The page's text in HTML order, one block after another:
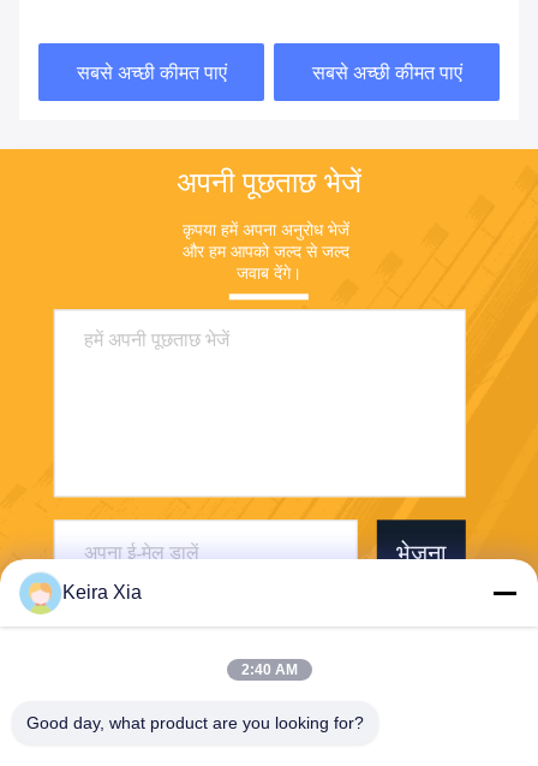
सबसे अच्छी कीमत पाएं
ट्रैफिक बैरियर पार्किंग बैरियर
सबसे अच्छी कीमत पाएं
अपनी पूछताछ भेजें
कृपया हमें अपना अनुरोध भेजें
और हम आपको जल्द से जल्द
जवाब देंगे।
भेजना
Keira Xia
2:40 AM
Good day, what product are you looking for?